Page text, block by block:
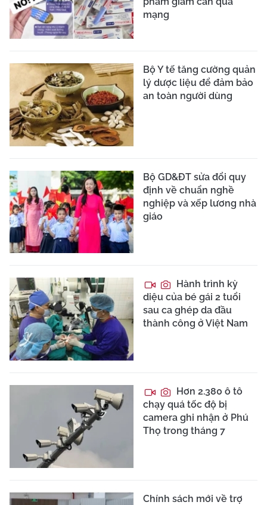
mạng
Bộ Y tế tăng cường quản
lý dược liệu để đảm bảo
an toàn người dùng
Bộ GD&ĐT sửa đổi quy
định về chuẩn nghề
nghiệp và xếp lương nhà
giáo
Hành trình kỳ
diệu của bé gái 2 tuổi
sau ca ghép da đầu
thành công ở Việt Nam
Hơn 2.380 ô tô
chạy quá tốc độ bị
camera ghi nhận ở Phú
Thọ trong tháng 7
Chính sách mới về trợ